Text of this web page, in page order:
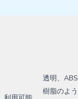
透明、ABS
樹脂のよう